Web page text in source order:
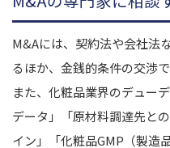
M&Aには、契約法や会社法
るほか、金銭的条件の交渉
また、化粧品業界のデュー
データ」「原材料調達先と
イン」「化粧品GMP（製造